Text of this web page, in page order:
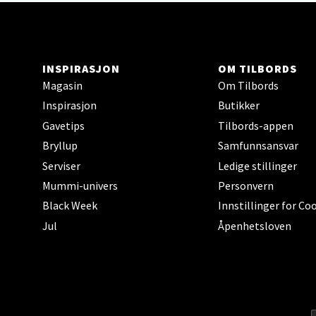
INSPIRASJON
Magasin
Inspirasjon
Gavetips
Bryllup
Serviser
Mummi-univers
Black Week
Jul
OM TILBORDS
Om Tilbords
Butikker
Tilbords-appen
Samfunnsansvar
Ledige stillinger
Personvern
Innstillinger for
ÅpenhetslovenÅpent i